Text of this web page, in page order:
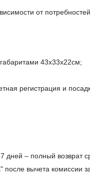
от
43х33х22см;
регистрация и
дней – полный возврат
после вычета комиссии